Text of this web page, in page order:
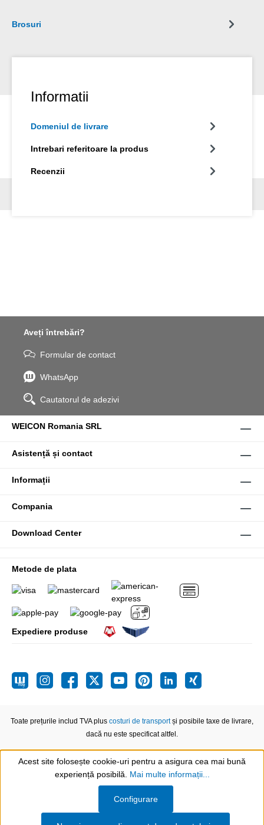
Brosuri
Informatii
Domeniul de livrare
Intrebari referitoare la produs
Recenzii
Aveți întrebări?
Formular de contact
WhatsApp
Cautatorul de adezivi
WEICON Romania SRL
Asistență și contact
Informații
Compania
Download Center
Metode de plata
Expediere produse
Toate prețurile includ TVA plus costuri de transportși posibile taxe de livrare,
dacă nu este specificat altfel.
Acest site folosește cookie-uri pentru a asigura cea mai bună
experiență posibilă. Mai multe informații...
Configurare